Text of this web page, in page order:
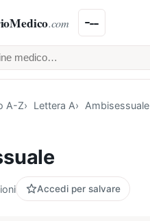
.com
medico
A-Z Lettera A Ambisessuale
Accedi per salvare